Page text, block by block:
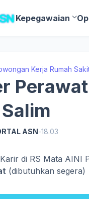
Kepegawaian
Kerja Rumah
ASN-18.03
di RS Mata AINI
(dibutuhkan segera)